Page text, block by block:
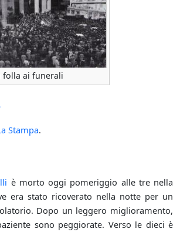
folla ai funerali
Stampa.
è morto oggi pomeriggio alle tre nella
era stato ricoverato nella notte per un
Dopo un leggero miglioramento,
sono peggiorate. Verso le dieci è